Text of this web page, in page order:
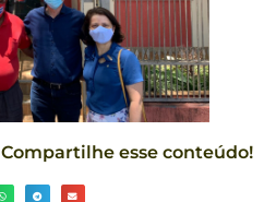
Compartilhe esse conteúdo!